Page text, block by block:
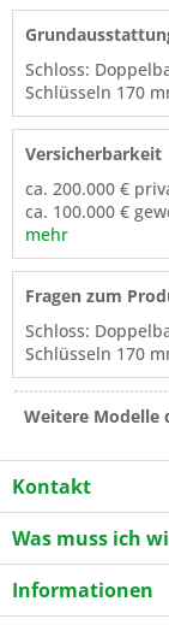
Schloss:
Schlüsseln 170
Versicherbarkeit
ca. 200.000 €
ca. 100.000 €
mehr
Fragen zum
Schloss:
Schlüsseln 170
Weitere Modelle
Kontakt
Was muss ich
Informationen